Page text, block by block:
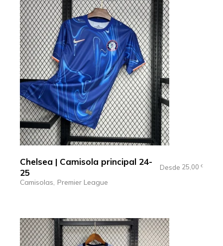
Chelsea | Camisola principal 24-
25
Desde 25,00 €
Camisolas Premier League